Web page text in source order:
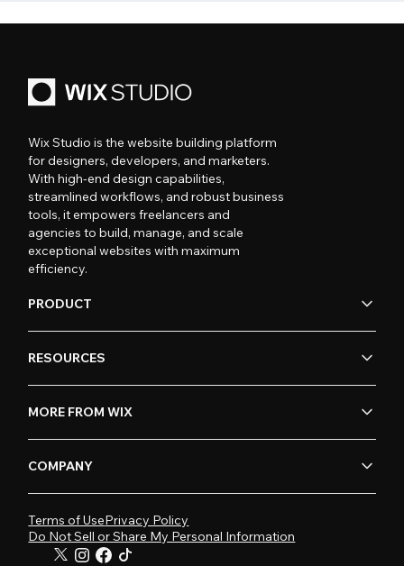
Wix Studio is the website building platform
for designers, developers, and marketers.
With high-end design capabilities,
streamlined workflows, and robust business
tools, it empowers freelancers and
agencies to build, manage, and scale
exceptional websites with maximum
efficiency.
PRODUCT
RESOURCES
MORE FROM WIX
COMPANY
Terms of UsePrivacy Policy
Do Not Sell or Share My Personal Information